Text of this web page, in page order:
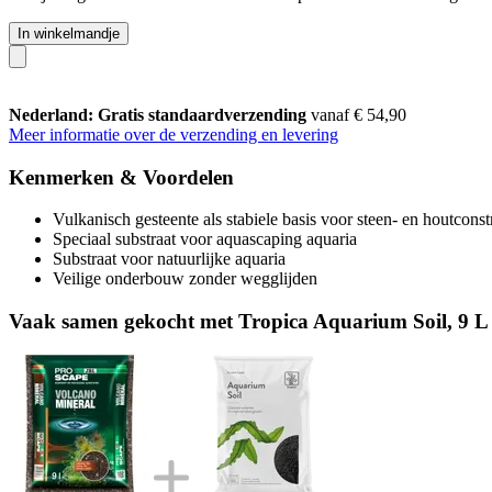
In winkelmandje
Nederland: Gratis standaardverzending vanaf € 54,90
Meer informatie over de verzending en levering
Kenmerken & Voordelen
Vulkanisch gesteente als stabiele basis voor steen- en
Speciaal substraat voor aquascaping aquaria
Substraat voor natuurlijke aquaria
Veilige onderbouw zonder wegglijden
Vaak samen gekocht met Tropica Aquarium Soil, 9 L